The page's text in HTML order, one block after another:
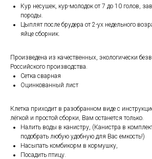
Кур несушек, кур-молодок от 7 до 10 голов,
породы.
Цыплят после брудера от 2-ух недельного
яйце сборник.
Произведена из качественных, экологически
Российского производства.
Сетка сварная
Оцинкованный лист
Клетка приходит в разобранном виде с
лёгкой и простой сборки, Вам останется только.
Налить воды в канистру, (Канистра в
подобрать любую удобную для Вас емкость!)
Насыпать комбикорм в кормушку,
Посадить птицу.